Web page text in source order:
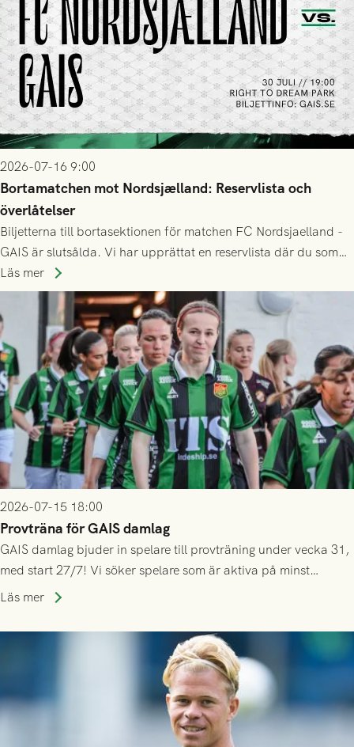
2026-07-16 9:00
Bortamatchen mot Nordsjælland: Reservlista och
överlåtelser
Biljetterna till bortasektionen för matchen FC Nordsjaelland -
GAIS är slutsålda. Vi har upprättat en reservlista där du som
ännu inte har någon biljett kan anmäla ditt intresse. Du kan
inte själv överlåta din biljett till någon annan.
Läs mer
2026-07-15 18:00
Provträna för GAIS damlag
GAIS damlag bjuder in spelare till provträning under vecka 31,
med start 27/7! Vi söker spelare som är aktiva på minst
division 3-nivå.
Läs mer